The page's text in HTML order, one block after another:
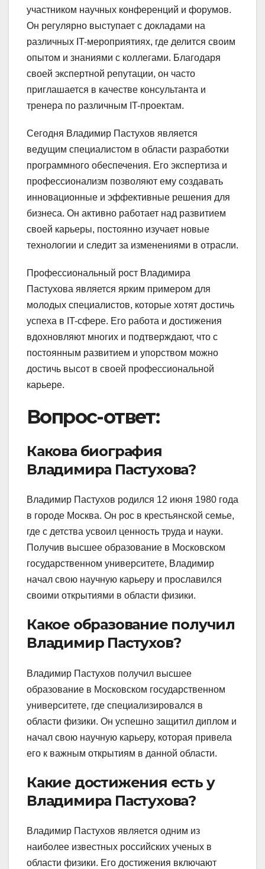
участником научных конференций и форумов.
Он регулярно выступает с докладами на
различных IT-мероприятиях, где делится своим
опытом и знаниями с коллегами. Благодаря
своей экспертной репутации, он часто
приглашается в качестве консультанта и
тренера по различным IT-проектам.
Сегодня Владимир Пастухов является
ведущим специалистом в области разработки
программного обеспечения. Его экспертиза и
профессионализм позволяют ему создавать
инновационные и эффективные решения для
бизнеса. Он активно работает над развитием
своей карьеры, постоянно изучает новые
технологии и следит за изменениями в отрасли.
Профессиональный рост Владимира
Пастухова является ярким примером для
молодых специалистов, которые хотят достичь
успеха в IT-сфере. Его работа и достижения
вдохновляют многих и подтверждают, что с
постоянным развитием и упорством можно
достичь высот в своей профессиональной
карьере.
Вопрос-ответ:
Какова биография
Владимира Пастухова?
Владимир Пастухов родился 12 июня 1980 года
в городе Москва. Он рос в крестьянской семье,
где с детства усвоил ценность труда и науки.
Получив высшее образование в Московском
государственном университете, Владимир
начал свою научную карьеру и прославился
своими открытиями в области физики.
Какое образование получил
Владимир Пастухов?
Владимир Пастухов получил высшее
образование в Московском государственном
университете, где специализировался в
области физики. Он успешно защитил диплом и
начал свою научную карьеру, которая привела
его к важным открытиям в данной области.
Какие достижения есть у
Владимира Пастухова?
Владимир Пастухов является одним из
наиболее известных российских ученых в
области физики. Его достижения включают